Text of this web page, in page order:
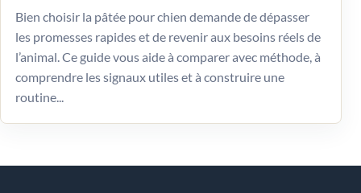
Bien choisir la pâtée pour chien demande de dépasser
les promesses rapides et de revenir aux besoins réels de
l’animal. Ce guide vous aide à comparer avec méthode, à
comprendre les signaux utiles et à construire une
routine...